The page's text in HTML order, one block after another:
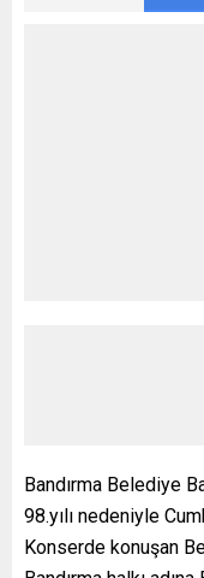
Bandırma Belediye
98.yılı nedeniyle
Konserde konuşan